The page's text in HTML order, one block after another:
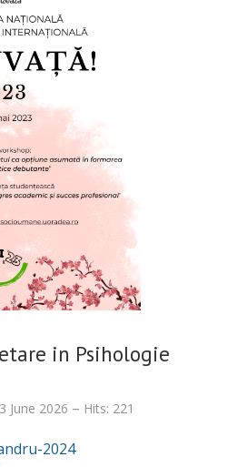
in Psihologie
June 2026 Hits: 221
2024